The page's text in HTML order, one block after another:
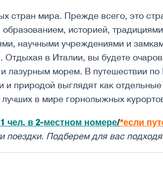
стран мира. Прежде всего, это
историей,
научными учреждениями и
в Италии, вы будете
лазурным морем. В путешествии по
природой выглядят как
в мире горнолыжных
чел. в 2-местном номере/*если
поездки. Подберем для вас